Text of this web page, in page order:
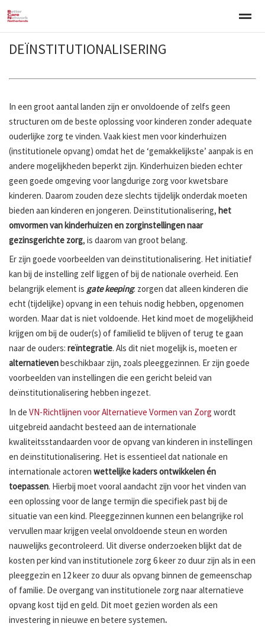
Welkom Over BCNN Werken met kinderen
DEÏNSTITUTIONALISERING
In een groot aantal landen zijn er onvoldoende of zelfs geen
structuren om de beste oplossing voor kinderen zonder adequate
ouderlijke zorg te vinden. Vaak kiest men voor kinderhuizen
(institutionele opvang) omdat het de ‘gemakkelijkste’ aanpak is en
andere mogelijkheden beperkt zijn. Kinderhuizen bieden echter
geen goede omgeving voor langdurige zorg voor kwetsbare
kinderen. Daarom zouden deze slechts tijdelijk onderdak moeten
bieden aan kinderen en jongeren. Deïnstitutionalisering, het
omvormen van kinderhuizen en zorginstellingen naar
gezinsgerichte zorg, is daarom van groot belang.
Er zijn goede voorbeelden van deïnstitutionalisering. Het initiatief
kan bij de instelling zelf liggen of bij de nationale overheid. Een
belangrijk element is gate keeping: zorgen dat alleen kinderen die
echt (tijdelijke) opvang in een tehuis nodig hebben, opgenomen
worden. Maar dat is niet voldoende. Het kind moet de mogelijkheid
krijgen om bij de ouder(s) of familielid te blijven of terug te gaan
naar de ouders: reïntegratie. Als dit niet mogelijk is, moeten er
alternatievenbeschikbaar zijn, zoals pleeggezinnen. Er zijn goede
voorbeelden van instellingen die een gericht beleid van
deïnstitutionalisering hebben ingezet.
In de VN-Richtlijnen voor Alternatieve Vormen van Zorg wordt
uitgebreid aandacht besteed aan de internationale
kwaliteitsstandaarden voor de opvang van kinderen in instellingen
en deïnstitutionalisering. Het is essentieel dat nationale en
internationale actoren wettelijke kaders ontwikkelen én
toepassen. Hierbij moet vooral aandacht zijn voor het vinden van
een oplossing voor de lange termijn die specifiek past bij de
situatie van een kind. Pleeggezinnen kunnen een belangrijke rol
vervullen maar krijgen veelal onvoldoende steun en worden
nauwelijks gecontroleerd. Uit diverse onderzoeken blijkt dat de
kosten per kind van institutionele zorg 6 keer zo duur zijn als in een
pleeggezin en 12 keer zo duur als opvang binnen de gemeenschap
of familie. De overgang van institutionele zorg naar alternatieve
opvang kost tijd en geld. Dit moet gezien worden als een
investering in nieuwe en betere systemen.